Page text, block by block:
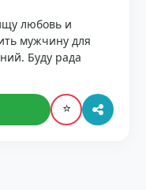
любовь и
мужчину для
Буду рада
⭐